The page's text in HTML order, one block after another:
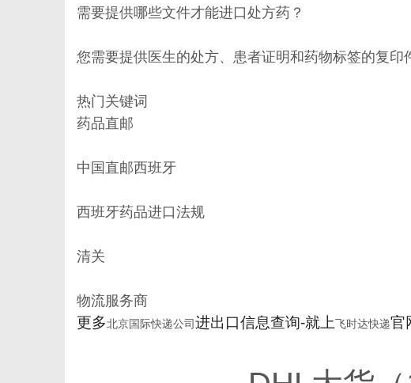
需要提供哪些文件才能进口处方药？
您需要提供医生的处方、患者证明和药物标签的复印
热门关键词
药品直邮
中国直邮西班牙
西班牙药品进口法规
清关
物流服务商
更多北京国际快递公司进出口信息查询-就上飞时达快递官